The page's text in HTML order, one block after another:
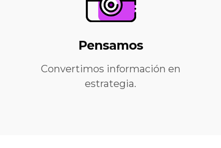
Pensamos
Convertimos información en
estrategia.